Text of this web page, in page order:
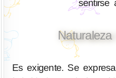
sentirse
Es exigente. Se